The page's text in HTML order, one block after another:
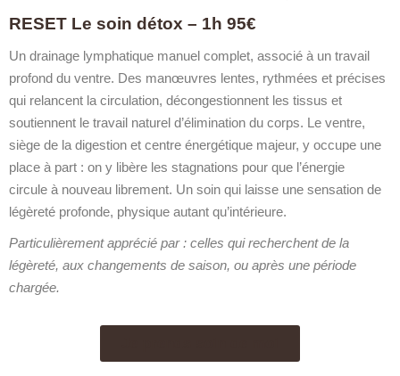
RESET Le soin détox – 1h 95€
Un drainage lymphatique manuel complet, associé à un travail
profond du ventre. Des manœuvres lentes, rythmées et précises
qui relancent la circulation, décongestionnent les tissus et
soutiennent le travail naturel d’élimination du corps. Le ventre,
siège de la digestion et centre énergétique majeur, y occupe une
place à part : on y libère les stagnations pour que l’énergie
circule à nouveau librement. Un soin qui laisse une sensation de
légèreté profonde, physique autant qu’intérieure.
Particulièrement apprécié par : celles qui recherchent de la
légèreté, aux changements de saison, ou après une période
chargée.